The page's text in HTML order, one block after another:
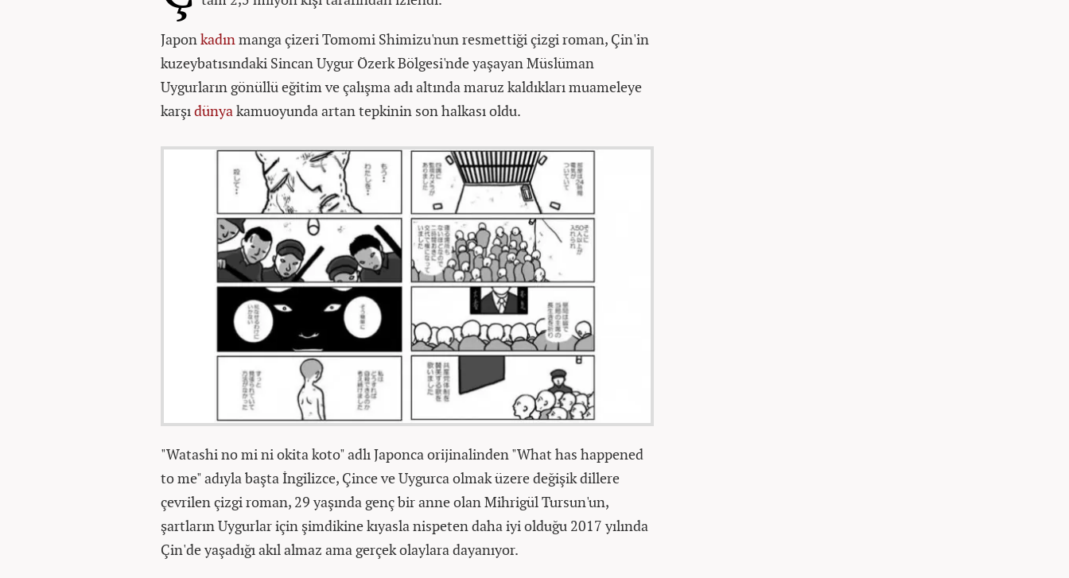
Japonkadınmanga çizeri Tomomi Shimizu'nun resmettiği çizgi roman, Çin'in
kuzeybatısındaki Sincan Uygur Özerk Bölgesi'nde yaşayan Müslüman
Uygurların gönüllü eğitim ve çalışma adı altında maruz kaldıkları muameleye
karşıdünyakamuoyunda artan tepkinin son halkası oldu.
"Watashi no mi ni okita koto" adlı Japonca orijinalinden "What has happened
to me" adıyla başta İngilizce, Çince ve Uygurca olmak üzere değişik dillere
çevrilen çizgi roman, 29 yaşında genç bir anne olan Mihrigül Tursun'un,
şartların Uygurlar için şimdikine kıyasla nispeten daha iyi olduğu 2017 yılında
Çin'de yaşadığı akıl almaz ama gerçek olaylara dayanıyor.